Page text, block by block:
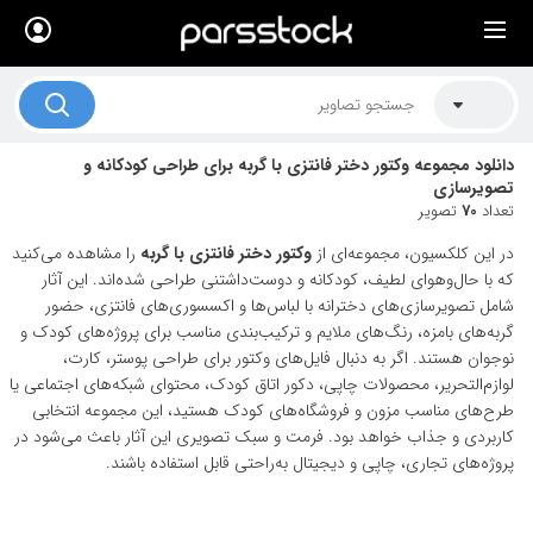
دانلود مجموعه وکتور دختر فانتزی با گربه برای طراحی کودکانه و
تصویرسازی
تعداد 70تصویر
در این کلکسیون، مجموعه‌ای از وکتور دختر فانتزی با گربه را مشاهده می‌کنید
که با حال‌وهوای لطیف، کودکانه و دوست‌داشتنی طراحی شده‌اند. این آثار
شامل تصویرسازی‌های دخترانه با لباس‌ها و اکسسوری‌های فانتزی، حضور
گربه‌های بامزه، رنگ‌های ملایم و ترکیب‌بندی مناسب برای پروژه‌های کودک و
نوجوان هستند. اگر به دنبال فایل‌های وکتور برای طراحی پوستر، کارت،
لوازم‌التحریر، محصولات چاپی، دکور اتاق کودک، محتوای شبکه‌های اجتماعی یا
طرح‌های مناسب مزون و فروشگاه‌های کودک هستید، این مجموعه انتخابی
کاربردی و جذاب خواهد بود. فرمت و سبک تصویری این آثار باعث می‌شود در
پروژه‌های تجاری، چاپی و دیجیتال به‌راحتی قابل استفاده باشند.
× لیست قیمت ها
موضوعات تصاویر
هنرمندان ایرانی
کسب درآمد از فروش تصاویر
021 28428845
تماس با ما
بلاگ پارس استاک